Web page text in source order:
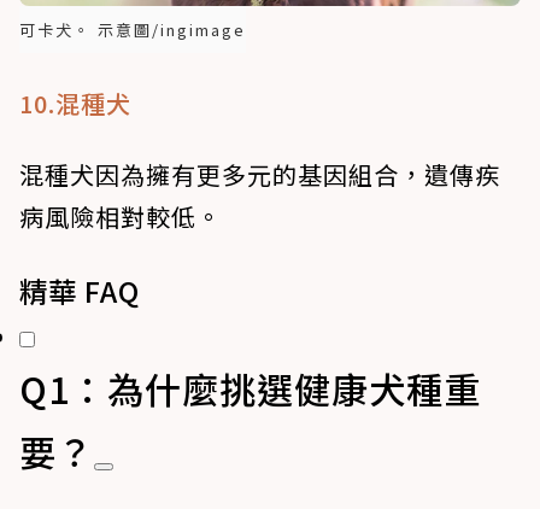
可卡犬。 示意圖/ingimage
10.混種犬
混種犬因為擁有更多元的基因組合，遺傳疾
病風險相對較低。
精華 FAQ
Q1：為什麼挑選健康犬種重
要？